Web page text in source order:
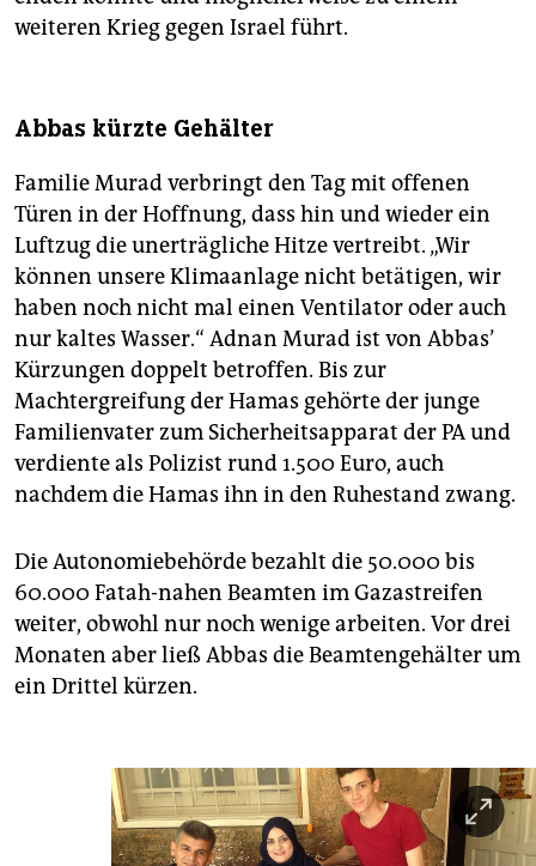
weiteren Krieg gegen Israel führt.
Abbas kürzte Gehälter
Familie Murad verbringt den Tag mit offenen
Türen in der Hoffnung, dass hin und wieder ein
Luftzug die unerträgliche Hitze vertreibt. „Wir
können unsere Klimaanlage nicht betätigen, wir
haben noch nicht mal einen Ventilator oder auch
nur kaltes Wasser.“ Adnan Murad ist von Abbas’
Kürzungen doppelt betroffen. Bis zur
Machtergreifung der Hamas gehörte der junge
Familienvater zum Sicherheitsapparat der PA und
verdiente als Polizist rund 1.500 Euro, auch
nachdem die Hamas ihn in den Ruhestand zwang.
Die Autonomiebehörde bezahlt die 50.000 bis
60.000 Fatah-nahen Beamten im Gazastreifen
weiter, obwohl nur noch wenige arbeiten. Vor drei
Monaten aber ließ Abbas die Beamtengehälter um
ein Drittel kürzen.